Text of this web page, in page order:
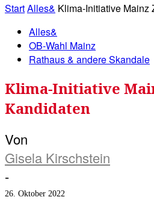
StartAlles& Klima-Initiative Mainz
Alles&
OB-Wahl Mainz
Rathaus & andere Skandale
Klima-Initiative
Kandidaten
Von
Gisela Kirschstein
-
26. Oktober 2022